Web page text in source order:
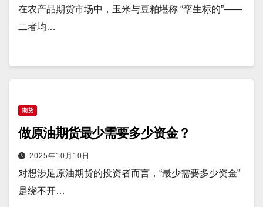
在农产品期货市场中，玉米与豆粕堪称 “孪生标的”——
二者均…
期货
做原油期货最少需要多少资金？
2025年10月10日
对想涉足原油期货的投资者而言，“最少需要多少资金”
是绕不开…